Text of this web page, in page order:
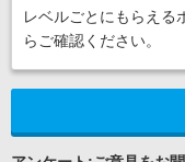
レベルごとにもらえる
らご確認ください。